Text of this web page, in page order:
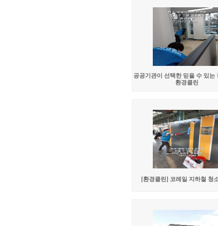
공공기관이 선택한 믿을 수 있는
환경클린
[환경클린] 코레일 지하철 청